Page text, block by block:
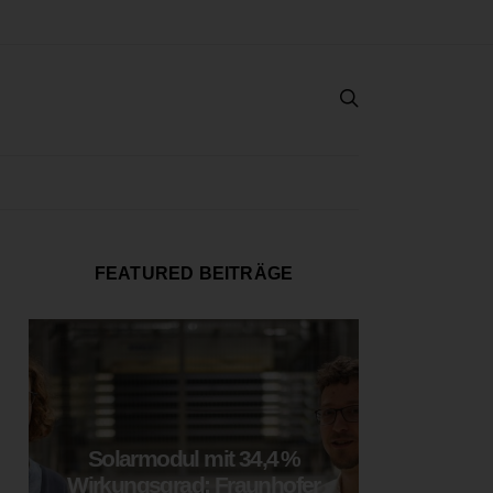
FEATURED BEITRÄGE
Solarmodul mit 34,4 %
Wirkungsgrad: Fraunhofer